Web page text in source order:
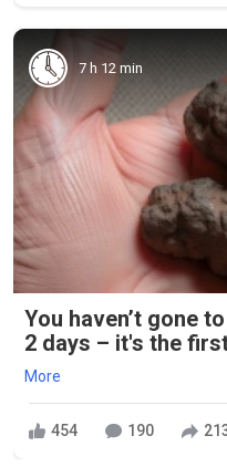
7 h 12 min
You haven’t gone
2 days – it's the
More
454 190